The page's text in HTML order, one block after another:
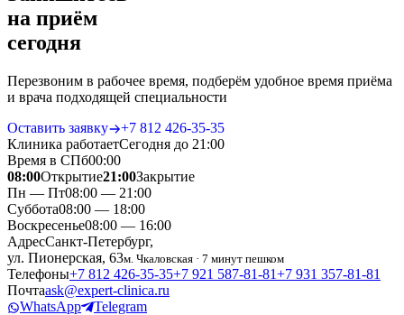
на приём
сегодня
Перезвоним в рабочее время, подберём удобное время приёма
и врача подходящей специальности
Оставить заявку
+7 812 426‑35‑35
Клиника работаетСегодня до 21:00
Время в СПб00:00
08:00Открытие21:00Закрытие
Пн — Пт08:00 — 21:00
Суббота08:00 — 18:00
Воскресенье08:00 — 16:00
АдресСанкт-Петербург,
ул. Пионерская, 63м. Чкаловская · 7 минут пешком
Телефоны+7 812 426‑35‑35+7 921 587‑81‑81+7 931 357‑81‑81
Почтаask@expert-clinica.ru
WhatsApp
Telegram